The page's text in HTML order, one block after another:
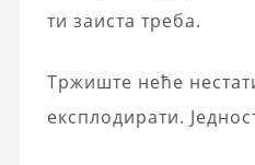
ти заиста треба.
Тржиште неће
експлодирати.